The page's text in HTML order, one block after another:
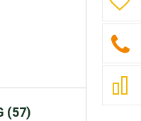
(57)